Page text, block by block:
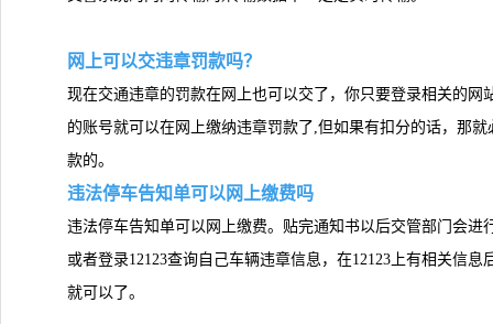
网上可以交违章罚款吗？
现在交通违章的罚款在网上也可以交了，你只要登录相关的
的账号就可以在网上缴纳违章罚款了,但如果有扣分的话，那
款的。
违法停车告知单可以网上缴费吗
违法停车告知单可以网上缴费。贴完通知书以后交管部门会
或者登录12123查询自己车辆违章信息，在12123上有相关信
就可以了。